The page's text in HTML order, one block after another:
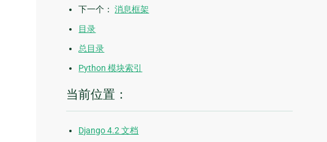
下一个：消息框架
目录
总目录
Python 模块索引
当前位置：
Django 4.2 文档